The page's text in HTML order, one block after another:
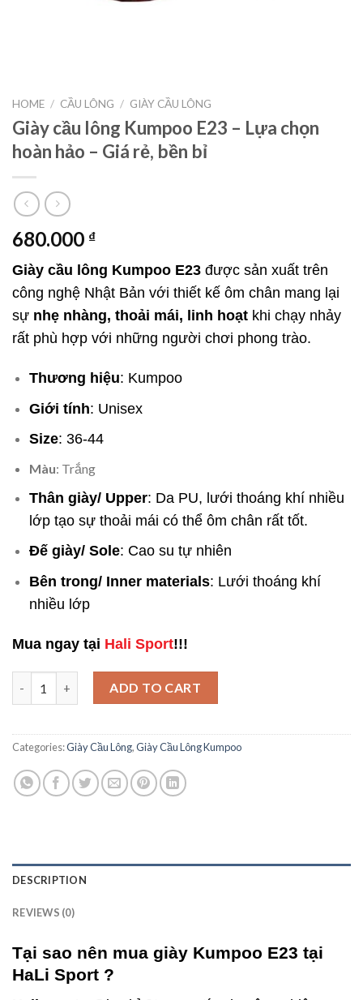
HOME / CẦU LÔNG / GIÀY CẦU LÔNG
Giày cầu lông Kumpoo E23 – Lựa chọn
hoàn hảo – Giá rẻ, bền bỉ
680.000 ₫
Giày cầu lông Kumpoo E23 được sản xuất trên
công nghệ Nhật Bản với thiết kế ôm chân mang lại
sự nhẹ nhàng, thoải mái, linh hoạt khi chạy nhảy
rất phù hợp với những người chơi phong trào.
Thương hiệu: Kumpoo
Giới tính: Unisex
Size: 36-44
Màu: Trắng
Thân giày/ Upper: Da PU, lưới thoáng khí nhiều
lớp tạo sự thoải mái có thể ôm chân rất tốt.
Đế giày/ Sole: Cao su tự nhiên
Bên trong/ Inner materials: Lưới thoáng khí
nhiều lớp
Mua ngay tại Hali Sport!!!
Giày cầu lông Kumpoo E23 - Lựa chọn hoàn hảo - Giá rẻ, bền bỉ
ADD TO CART
Categories:Giày Cầu Lông,Giày Cầu Lông Kumpoo
DESCRIPTION
REVIEWS (0)
Tại sao nên mua giày Kumpoo E23 tại
HaLi Sport ?